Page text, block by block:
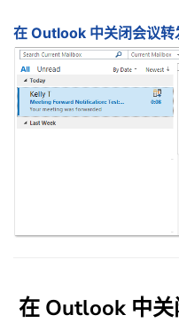
在 Outlook 中关闭会议转
在 Outlook 中